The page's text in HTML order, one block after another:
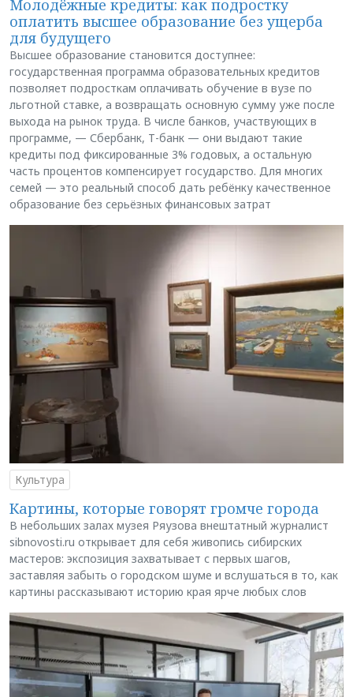
Молодёжные кредиты: как подростку
оплатить высшее образование без ущерба
для будущего
Высшее образование становится доступнее:
государственная программа образовательных кредитов
позволяет подросткам оплачивать обучение в вузе по
льготной ставке, а возвращать основную сумму уже после
выхода на рынок труда. В числе банков, участвующих в
программе, — Сбербанк, Т-банк — они выдают такие
кредиты под фиксированные 3% годовых, а остальную
часть процентов компенсирует государство. Для многих
семей — это реальный способ дать ребёнку качественное
образование без серьёзных финансовых затрат
Культура
Картины, которые говорят громче города
В небольших залах музея Ряузова внештатный журналист
sibnovosti.ru открывает для себя живопись сибирских
мастеров: экспозиция захватывает с первых шагов,
заставляя забыть о городском шуме и вслушаться в то, как
картины рассказывают историю края ярче любых слов